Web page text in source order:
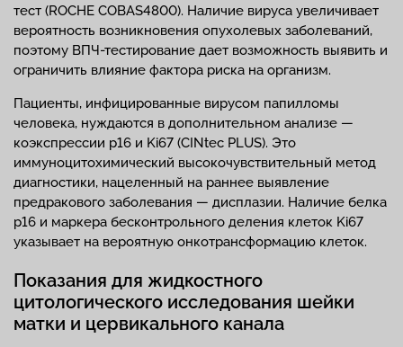
тест (ROCHE COBAS4800). Наличие вируса увеличивает
вероятность возникновения опухолевых заболеваний,
поэтому ВПЧ-тестирование дает возможность выявить и
ограничить влияние фактора риска на организм.
Пациенты, инфицированные вирусом папилломы
человека, нуждаются в дополнительном анализе —
коэкспрессии p16 и Ki67 (CINtec PLUS). Это
иммуноцитохимический высокочувствительный метод
диагностики, нацеленный на раннее выявление
предракового заболевания — дисплазии. Наличие белка
p16 и маркера бесконтрольного деления клеток Ki67
указывает на вероятную онкотрансформацию клеток.
Показания для жидкостного
цитологического исследования шейки
матки и цервикального канала